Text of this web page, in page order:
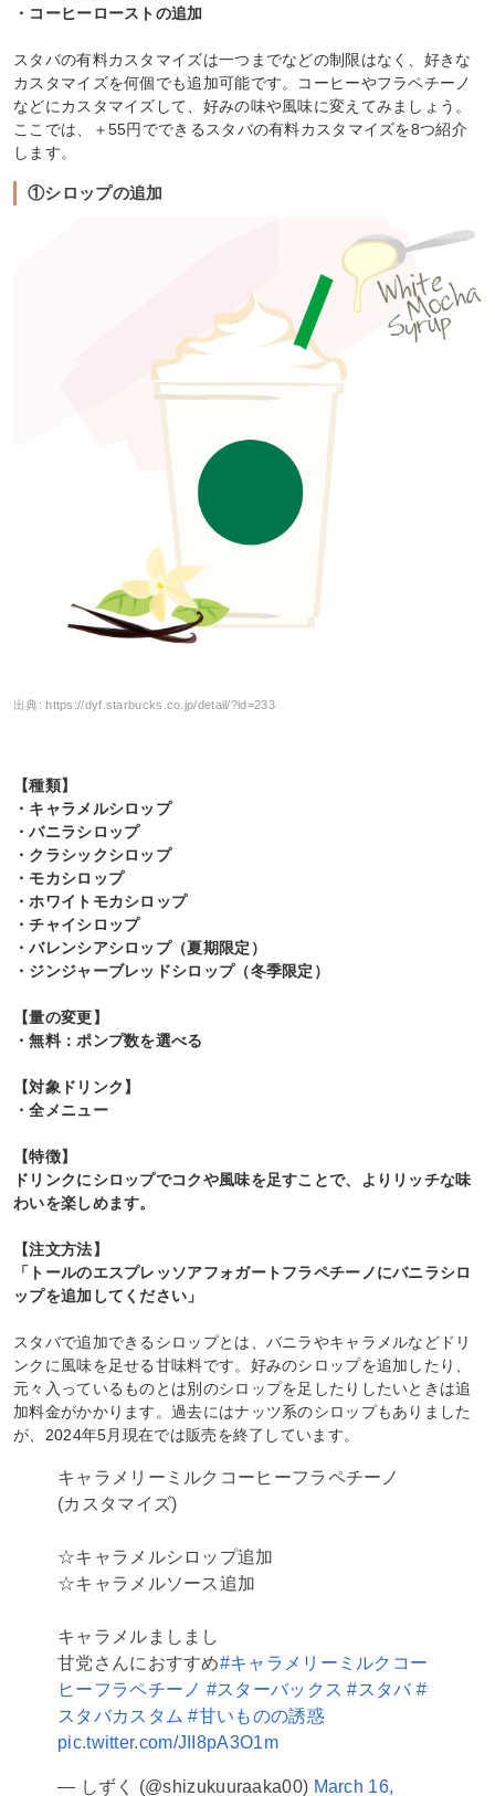
・コーヒーローストの追加
スタバの有料カスタマイズは一つまでなどの制限はなく、好きな
カスタマイズを何個でも追加可能です。コーヒーやフラペチーノ
などにカスタマイズして、好みの味や風味に変えてみましょう。
ここでは、＋55円でできるスタバの有料カスタマイズを8つ紹介
します。
①シロップの追加
出典:https://dyf.starbucks.co.jp/detail/?id=233
【種類】
・キャラメルシロップ
・バニラシロップ
・クラシックシロップ
・モカシロップ
・ホワイトモカシロップ
・チャイシロップ
・バレンシアシロップ（夏期限定）
・ジンジャーブレッドシロップ（冬季限定）
【量の変更】
・無料：ポンプ数を選べる
【対象ドリンク】
・全メニュー
【特徴】
ドリンクにシロップでコクや風味を足すことで、よりリッチな味
わいを楽しめます。
【注文方法】
「トールのエスプレッソアフォガートフラペチーノにバニラシロ
ップを追加してください」
スタバで追加できるシロップとは、バニラやキャラメルなどドリ
ンクに風味を足せる甘味料です。好みのシロップを追加したり、
元々入っているものとは別のシロップを足したりしたいときは追
加料金がかかります。過去にはナッツ系のシロップもありました
が、2024年5月現在では販売を終了しています。
キャラメリーミルクコーヒーフラペチーノ
(カスタマイズ)
☆キャラメルシロップ追加
☆キャラメルソース追加
キャラメルましまし
甘党さんにおすすめ#キャラメリーミルクコー
ヒーフラペチーノ #スターバックス #スタバ #
スタバカスタム #甘いものの誘惑
pic.twitter.com/JII8pA3O1m
— しずく (@shizukuuraaka00) March 16,